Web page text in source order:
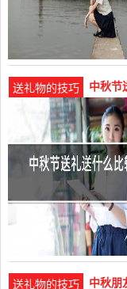
送礼物的技巧 中秋节
送礼物的技巧 中秋朋